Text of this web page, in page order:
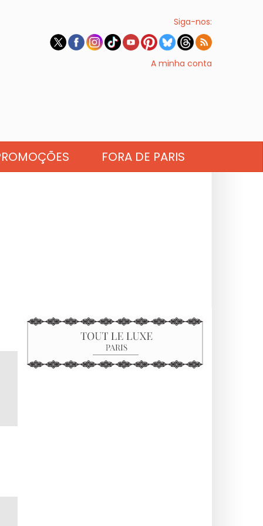
Siga-nos:
A minha conta
FORA DE PARIS